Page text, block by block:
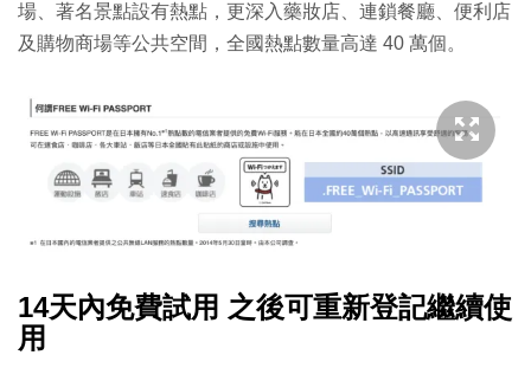
場、著名景點設有熱點，更深入藥妝店、連鎖餐廳、便利店
及購物商場等公共空間，全國熱點數量高達 40 萬個。
14天內免費試用 之後可重新登記繼續使
用